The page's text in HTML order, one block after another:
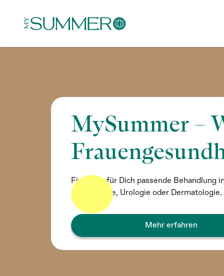
MySummer –
Finde die für Dich passende Behandlung
Gynäkologie, Urologie oder Dermatologie.
Mehr erfahren